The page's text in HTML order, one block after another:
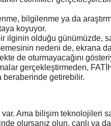
bilgilenme ya da
koyuyor.
ilginin olduğu günümüzde,
nedeni de, ekrana
de oturmayacağını
gerçekleştirmeden,
beraberinde getirebilir.
Ama bilişim teknolojileri
olursanız olun, canlı ya